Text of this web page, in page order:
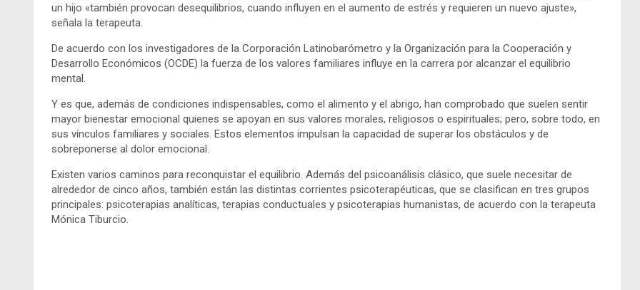
un hijo «también provocan desequilibrios, cuando influyen en el aumento de estrés y requieren un nuevo ajuste»,
señala la terapeuta.
De acuerdo con los investigadores de la Corporación Latinobarómetro y la Organización para la Cooperación y
Desarrollo Económicos (OCDE) la fuerza de los valores familiares influye en la carrera por alcanzar el equilibrio
mental.
Y es que, además de condiciones indispensables, como el alimento y el abrigo, han comprobado que suelen sentir
mayor bienestar emocional quienes se apoyan en sus valores morales, religiosos o espirituales; pero, sobre todo, en
sus vínculos familiares y sociales. Estos elementos impulsan la capacidad de superar los obstáculos y de
sobreponerse al dolor emocional.
Existen varios caminos para reconquistar el equilibrio. Además del psicoanálisis clásico, que suele necesitar de
alrededor de cinco años, también están las distintas corrientes psicoterapéuticas, que se clasifican en tres grupos
principales: psicoterapias analíticas, terapias conductuales y psicoterapias humanistas, de acuerdo con la terapeuta
Mónica Tiburcio.